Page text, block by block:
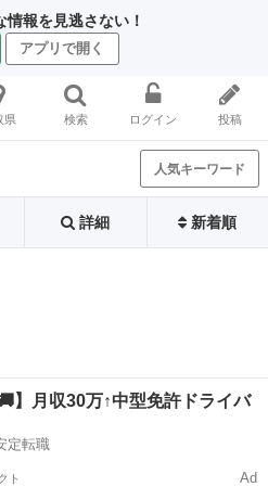
情報を見逃さない！
アプリで開く
県 検索 ログイン 投稿
人気キーワード
詳細 新着順
】月収30万↑中型免許ドライバ
定転職
ト Ad